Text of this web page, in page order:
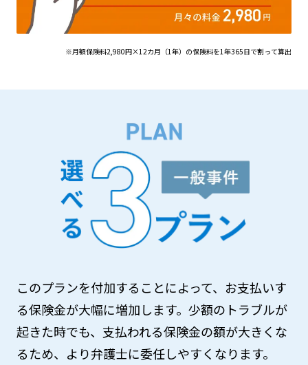
※月額保険料2,980円×12カ月（1年）の保険料を1年365日で割って算出
このプランを付加することによって、お支払いす
る保険金が大幅に増加します。少額のトラブルが
起きた時でも、支払われる保険金の額が大きくな
るため、より弁護士に委任しやすくなります。